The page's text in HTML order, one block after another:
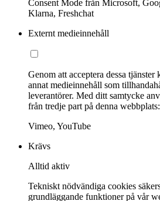
Consent Mode från Microsoft,
Klarna, Freshchat
Externt medieinnehåll
Genom att acceptera dessa
annat medieinnehåll som
leverantörer. Med ditt samtycke
från tredje part på denna webbplats:
Vimeo, YouTube
Krävs
Alltid aktiv
Tekniskt nödvändiga cookies
grundläggande funktioner på vår